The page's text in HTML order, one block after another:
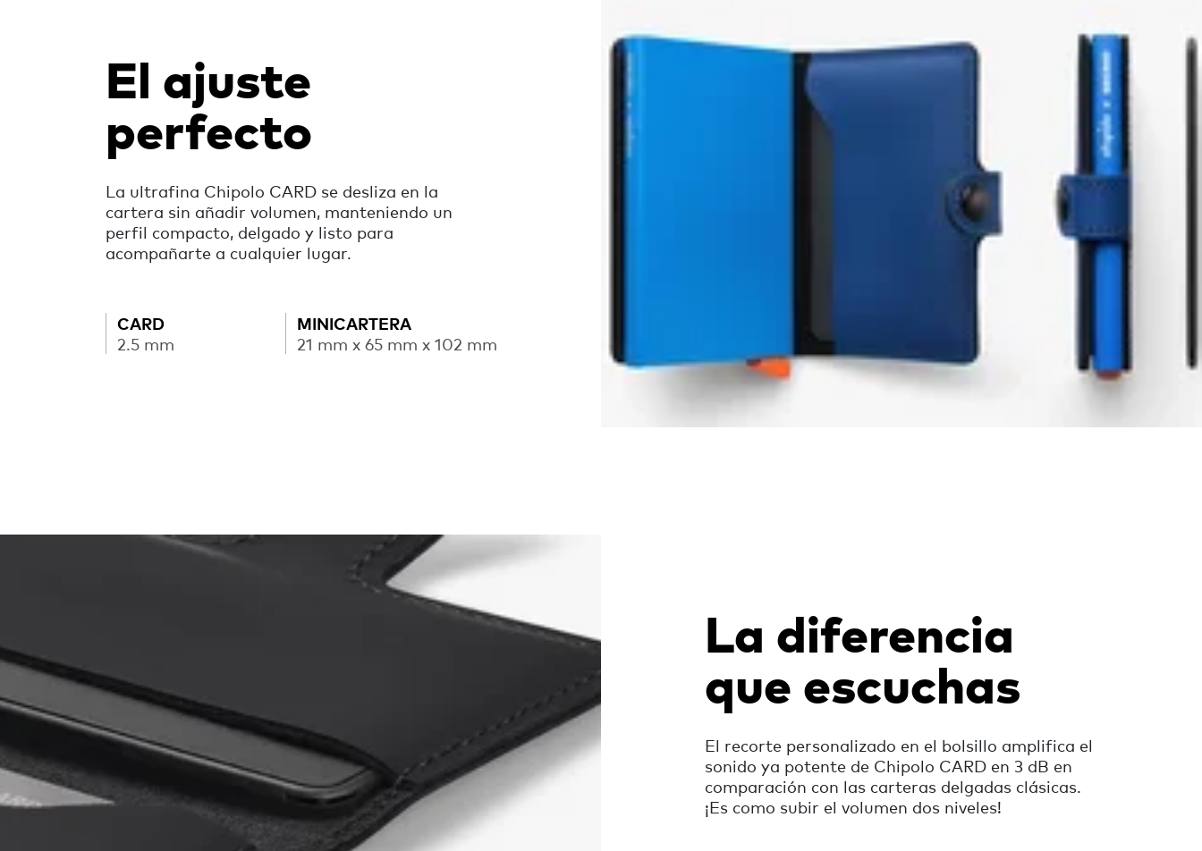
El ajuste
perfecto
La ultrafina Chipolo CARD se desliza en la
cartera sin añadir volumen, manteniendo un
perfil compacto, delgado y listo para
acompañarte a cualquier lugar.
CARD
2.5 mm
MINICARTERA
21 mm x 65 mm x 102 mm
La diferencia
que escuchas
El recorte personalizado en el bolsillo amplifica el
sonido ya potente de Chipolo CARD en 3 dB en
comparación con las carteras delgadas clásicas.
¡Es como subir el volumen dos niveles!